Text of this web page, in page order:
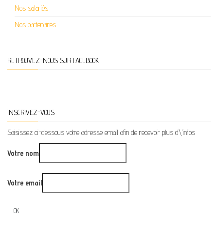
Nos salariés
Nos partenaires
RETROUVEZ-NOUS SUR FACEBOOK
INSCRIVEZ-VOUS
Saisissez ci-dessous votre adresse email afin de recevoir plus d\'infos
Votre nom
Votre email